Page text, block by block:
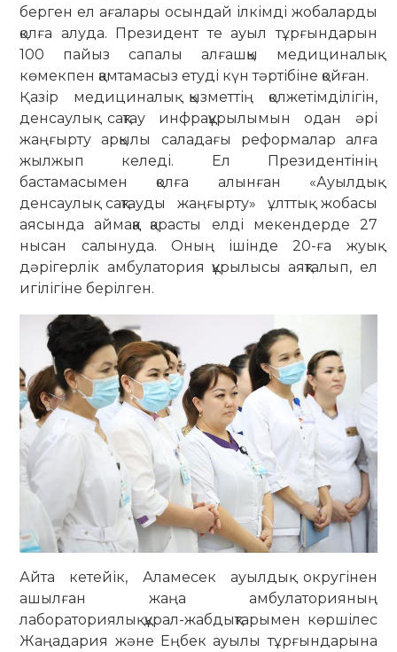
берген ел ағалары осын­дай ілкімді жобаларды
қолға алуда. Президент те ауыл тұрғындарын
100 пайыз сапалы алғашқы меди­циналық
көмекпен қамтамасыз етуді күн тәртібіне қойған.
Қазір медициналық қызметтің қол­жетімділігін,
денсаулық сақтау инфра­құрылымын одан әрі
жаңғырту арқылы саладағы реформалар алға
жылжып келеді. Ел Президентінің
бастамасымен қолға алынған «Ауылдық
денсаулық сақтауды жаңғырту» ұлттық жобасы
аясында аймаққа қарасты елді ме­кендерде 27
нысан салынуда. Оның ішінде 20-ға жуық
дәрігерлік амбу­латория құрылысы аяқталып, ел
игі­лігіне берілген.
Айта кетейік, Аламесек ауылдық округінен
ашыл­ған жаңа амбулаторияның
лабораториялық құ­рал-жабдық­тарымен көршілес
Жаңадария және Еңбек ауылы тұр­ғындарына